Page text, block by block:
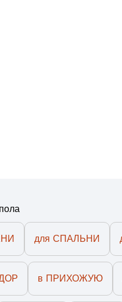
для СПАЛЬНИ
в ПРИХОЖУЮ